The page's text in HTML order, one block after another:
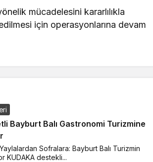
mücadelesini kararlılıkla
için operasyonlarına devam
Bayburt Balı Gastronomi Turizmine
Yaylalardan Sofralara: Bayburt Balı Turizmin
KUDAKA destekli...